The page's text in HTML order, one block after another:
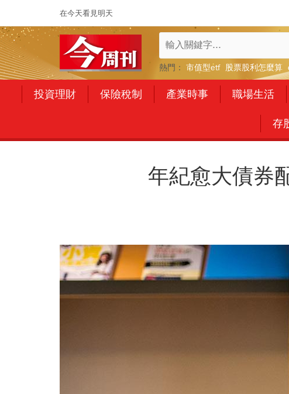
在今天看見明天
熱門： 市值型etf 股票股利怎麼算
投資理財 保險稅制 產業時事 職場生活
存
年紀愈大債券